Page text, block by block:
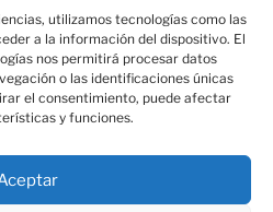
utilizamos tecnologías como las
a la información del dispositivo. El
nos permitirá procesar datos
o las identificaciones únicas
el consentimiento, puede afectar
y funciones.
114